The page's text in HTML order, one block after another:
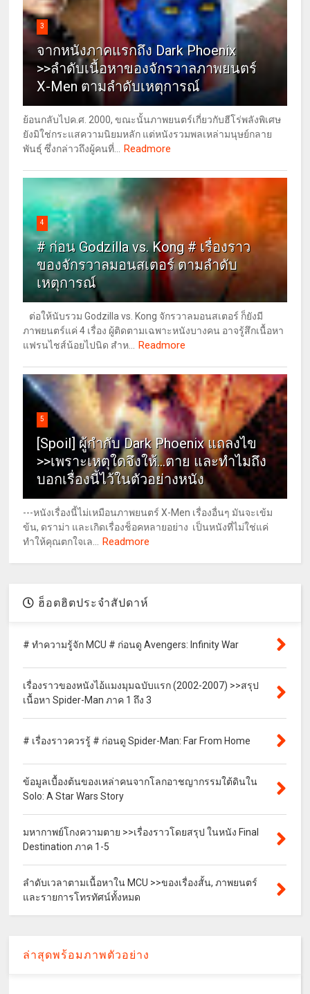
3
จากหนังภาคแรกถึง Dark Phoenix
>>ลำดับเนื้อหาของจักรวาลภาพยนตร์
X-Men ตามลำดับเหตุการณ์
ย้อนกลับไปค.ศ. 2000, ขณะนั้นภาพยนตร์เกี่ยวกับฮีโร่พลังพิเศษ
ยังมิใช่กระแสความนิยมหลัก แต่หนังรวมพลเหล่ามนุษย์กลาย
พันธุ์ ซึ่งกล่าวถึงผู้คนที่...
Readmore
4
# ก่อน Godzilla vs. Kong # เรื่องราว
ของจักรวาลมอนสเตอร์ ตามลำดับ
เหตุการณ์
ต่อให้นับรวม Godzilla vs. Kong จักรวาลมอนสเตอร์ ก็ยังมี
ภาพยนตร์แค่ 4 เรื่อง ผู้ติดตามเฉพาะหนังบางคน อาจรู้สึกเนื้อหา
แฟรนไชส์น้อยไปนิด สำห...
Readmore
5
[Spoil] ผู้กำกับ Dark Phoenix แถลงไข
>>เพราะเหตุใดจึงให้...ตาย และทำไมถึง
บอกเรื่องนี้ไว้ในตัวอย่างหนัง
---หนังเรื่องนี้ไม่เหมือนภาพยนตร์ X-Men เรื่องอื่นๆ มันจะเข้ม
ข้น, ดราม่า และเกิดเรื่องช็อคหลายอย่าง เป็นหนังที่ไม่ใช่แค่
ทำให้คุณตกใจเล...
Readmore
ฮ็อตฮิตประจำสัปดาห์
# ทำความรู้จัก MCU # ก่อนดู Avengers: Infinity War
เรื่องราวของหนังไอ้แมงมุมฉบับแรก (2002-2007) >>สรุป
เนื้อหา Spider-Man ภาค 1 ถึง 3
# เรื่องราวควรรู้ # ก่อนดู Spider-Man: Far From Home
ข้อมูลเบื้องต้นของเหล่าคนจากโลกอาชญากรรมใต้ดินใน
Solo: A Star Wars Story
มหากาพย์โกงความตาย >>เรื่องราวโดยสรุป ในหนัง Final
Destination ภาค 1-5
ลำดับเวลาตามเนื้อหาใน MCU >>ของเรื่องสั้น, ภาพยนตร์
และรายการโทรทัศน์ทั้งหมด
ล่าสุดพร้อมภาพตัวอย่าง